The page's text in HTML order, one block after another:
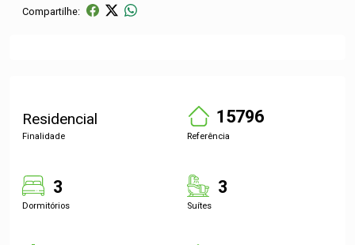
Compartilhe:
Residencial
Finalidade
15796
Referência
3
Dormitórios
3
Suítes